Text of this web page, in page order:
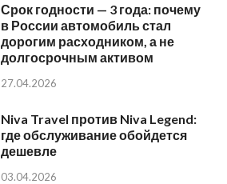
Срок годности — 3 года: почему
в России автомобиль стал
дорогим расходником, а не
долгосрочным активом
27.04.2026
Niva Travel против Niva Legend:
где обслуживание обойдется
дешевле
03.04.2026